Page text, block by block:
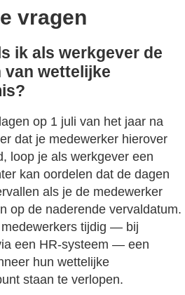
vragen
ik als werkgever de
wettelijke
op 1 juli van het jaar na
dat je medewerker hierover
loop je als werkgever een
kan oordelen dat de dagen
als je de medewerker
op de naderende vervaldatum.
tijdig — bij
een HR-systeem — een
hun wettelijke
staan te verlopen.